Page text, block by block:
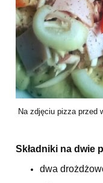
Na zdjęciu pizza przed
Składniki na dwie
dwa